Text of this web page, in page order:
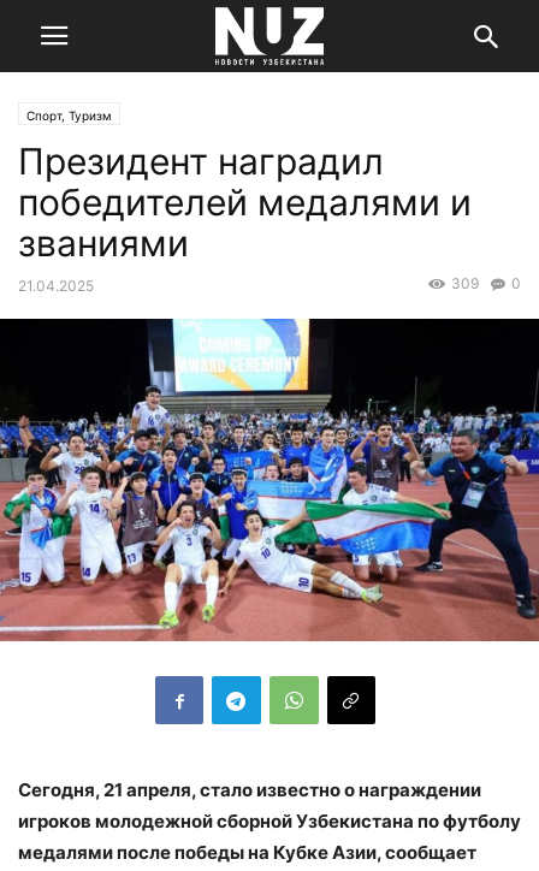
Спорт, Туризм
Президент наградил
победителей медалями и
званиями
21.04.2025 0
309
Сегодня, 21 апреля, стало известно о награждении
игроков молодежной сборной Узбекистана по футболу
медалями после победы на Кубке Азии, сообщает